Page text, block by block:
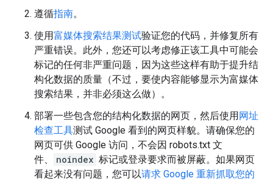
遵循指南。
使用富媒体搜索结果测试验证您的代码，并修复所有
严重错误。此外，您还可以考虑修正该工具中可能会
标记的任何非严重问题，因为这些这样有助于提升结
构化数据的质量（不过，要使内容能够显示为富媒体
搜索结果，并非必须这么做）。
部署一些包含您的结构化数据的网页，然后使用 网址
检查工具测试 Google 看到的网页样貌。请确保您的
网页可供 Google 访问，不会因 robots.txt 文
件、
noindex 标记或登录要求而被屏蔽。如果网页
看起来没有问题，您可以请求 Google 重新抓取您的